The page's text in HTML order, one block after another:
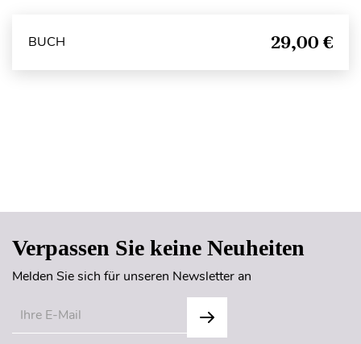
BUCH 29,00 €
Verpassen Sie keine Neuheiten
Melden Sie sich für unseren Newsletter an